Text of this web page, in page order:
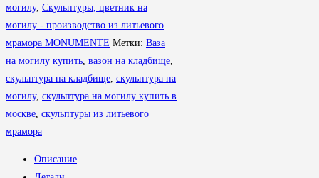
кладбище
№2
могилу, Скульптуры, цветник на
могилу - производство из литьевого
мрамора MONUMENTE Метки: Ваза
на могилу купить вазон на кладбище
скульптура на кладбище скульптура на
могилу, скульптура на могилу купить в
москве скульптуры из литьевого
мрамора
Описание